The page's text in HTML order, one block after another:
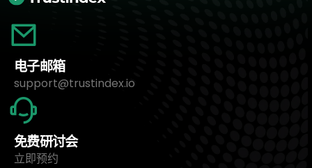
电子邮箱
support@trustindex.io
免费研讨会
立即预约